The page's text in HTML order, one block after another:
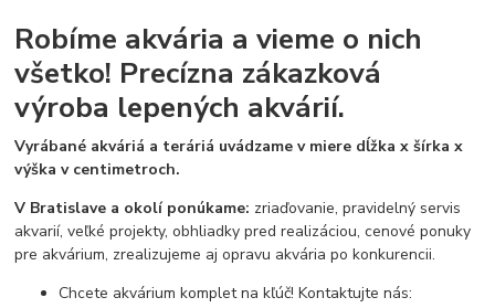
Robíme akvária a vieme o nich
všetko! Precízna zákazková
výroba lepených akvárií.
Vyrábané akváriá a teráriá uvádzame v miere dĺžka x šírka x
výška v centimetroch.
V Bratislave a okolí ponúkame: zriaďovanie, pravidelný servis
akvarií, veľké projekty, obhliadky pred realizáciou, cenové ponuky
pre akvárium, zrealizujeme aj opravu akvária po konkurencii.
Chcete akvárium komplet na kľúč! Kontaktujte nás: